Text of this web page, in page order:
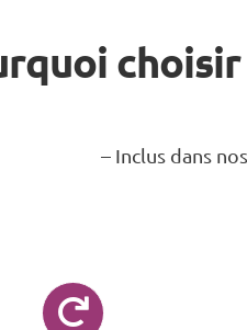
– Inclus dans